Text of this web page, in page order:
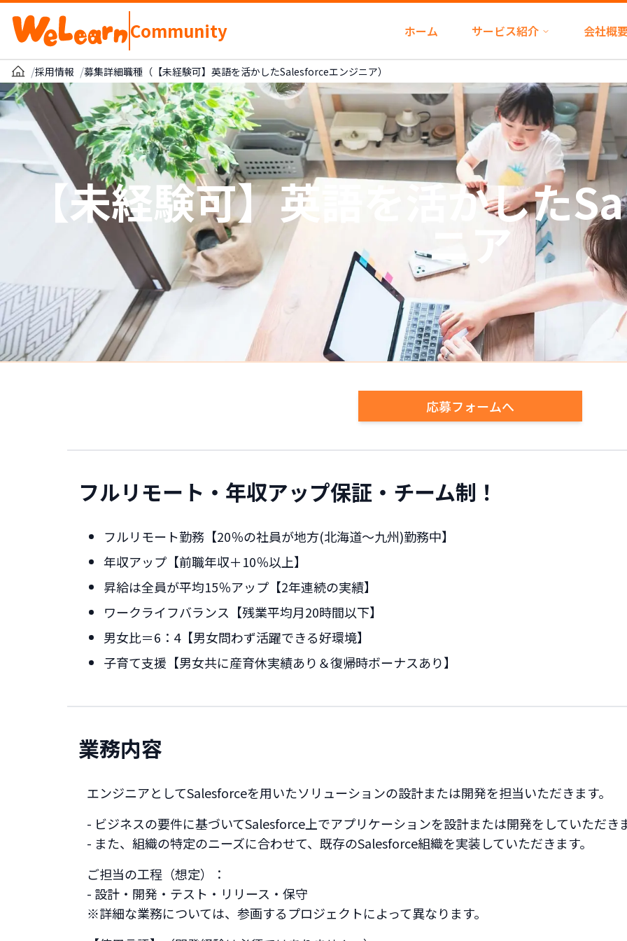
Community ホーム サービス紹介 会社概
/採用情報 /募集詳細職種（【未経験可】英語を活かしたSalesforceエンジニア）
【未経験可】英語を活かした
ニア
応募フォームへ
フルリモート・年収アップ保証・チーム制！
フルリモート勤務【20％の社員が地方(北海道～九州)勤務中】
年収アップ【前職年収＋10％以上】
昇給は全員が平均15％アップ【2年連続の実績】
ワークライフバランス【残業平均月20時間以下】
男女比＝6：4【男女問わず活躍できる好環境】
子育て支援【男女共に産育休実績あり＆復帰時ボーナスあり】
業務内容
エンジニアとしてSalesforceを用いたソリューションの設計または開発を担当いただきます。
- ビジネスの要件に基づいてSalesforce上でアプリケーションを設計または開発をしていただき
- また、組織の特定のニーズに合わせて、既存のSalesforce組織を実装していただきます。
ご担当の工程（想定）：
- 設計・開発・テスト・リリース・保守
※詳細な業務については、参画するプロジェクトによって異なります。